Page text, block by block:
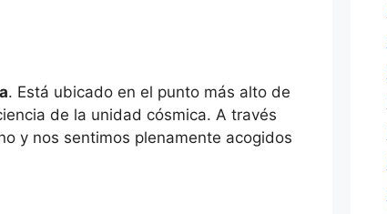
. Está ubicado en el punto más alto de
de la unidad cósmica. A través
y nos sentimos plenamente acogidos